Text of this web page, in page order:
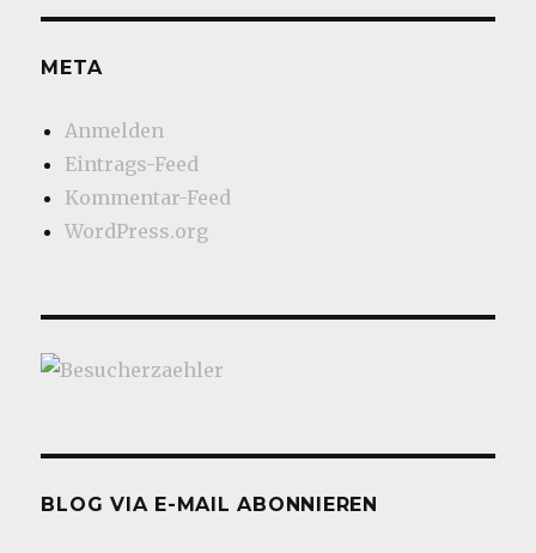
META
Anmelden
Eintrags-Feed
Kommentar-Feed
WordPress.org
BLOG VIA E-MAIL ABONNIEREN